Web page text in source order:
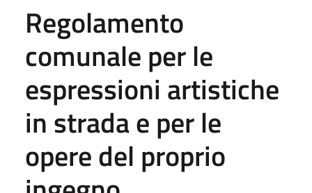
Regolamento
comunale per le
espressioni artistiche
in strada e per le
opere del proprio